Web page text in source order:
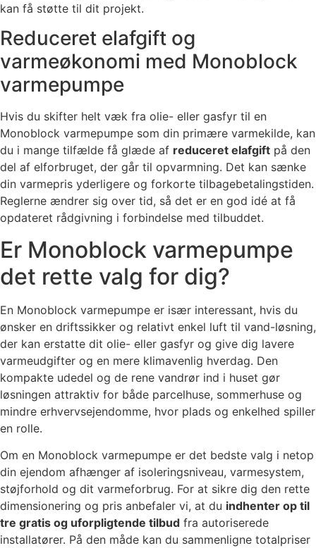
kan få støtte til dit projekt.
Reduceret elafgift og
varmeøkonomi med Monoblock
varmepumpe
Hvis du skifter helt væk fra olie- eller gasfyr til en
Monoblock varmepumpe som din primære varmekilde, kan
du i mange tilfælde få glæde af reduceret elafgift på den
del af elforbruget, der går til opvarmning. Det kan sænke
din varmepris yderligere og forkorte tilbagebetalingstiden.
Reglerne ændrer sig over tid, så det er en god idé at få
opdateret rådgivning i forbindelse med tilbuddet.
Er Monoblock varmepumpe
det rette valg for dig?
En Monoblock varmepumpe er især interessant, hvis du
ønsker en driftssikker og relativt enkel luft til vand-løsning,
der kan erstatte dit olie- eller gasfyr og give dig lavere
varmeudgifter og en mere klimavenlig hverdag. Den
kompakte udedel og de rene vandrør ind i huset gør
løsningen attraktiv for både parcelhuse, sommerhuse og
mindre erhvervsejendomme, hvor plads og enkelhed spiller
en rolle.
Om en Monoblock varmepumpe er det bedste valg i netop
din ejendom afhænger af isoleringsniveau, varmesystem,
støjforhold og dit varmeforbrug. For at sikre dig den rette
dimensionering og pris anbefaler vi, at du indhenter op til
tre gratis og uforpligtende tilbud fra autoriserede
installatører. På den måde kan du sammenligne totalpriser